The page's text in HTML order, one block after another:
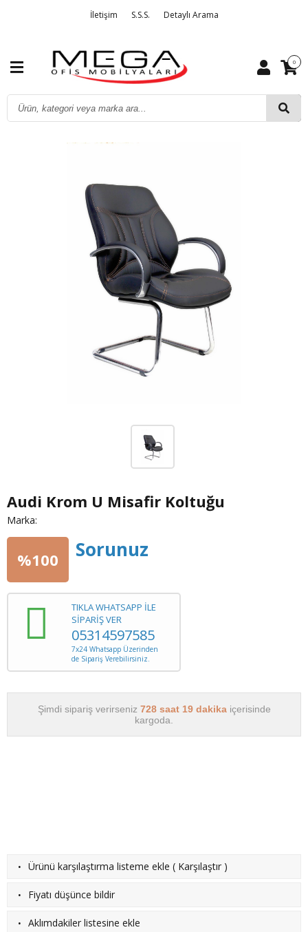
İletişim S.S.S. Detaylı Arama
0
Audi Krom U Misafir Koltuğu
Marka:
%100 Sorunuz
TIKLA WHATSAPP İLE
SİPARİŞ VER
05314597585
7x24 Whatsapp Üzerinden
de Sipariş Verebilirsiniz.
Şimdi sipariş verirseniz 728 saat 19 dakika içerisinde
kargoda.
· Ürünü karşılaştırma listeme ekle ( Karşılaştır )
· Fiyatı düşünce bildir
· Aklımdakiler listesine ekle